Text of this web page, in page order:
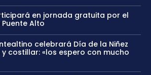
en jornada gratuita por el
Puente Alto
celebrará Día de la Niñez
costillar: «los espero con mucho